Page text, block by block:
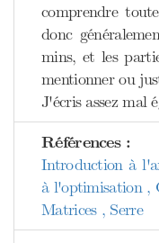
comprendre
donc
mins, et les
mentionner ou
J'écris assez mal
Références :
Introduction à
à l'optimisation ,
Matrices , Serre